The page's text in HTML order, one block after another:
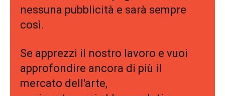
nessuna pubblicità e sarà sempre
così.
Se apprezzi il nostro lavoro e vuoi
approfondire ancora di più il
mercato dell'arte,